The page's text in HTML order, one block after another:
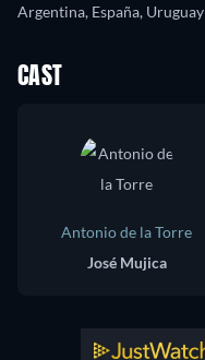
Argentina, España, Uruguay
CAST
Antonio de la Torre
José Mujica